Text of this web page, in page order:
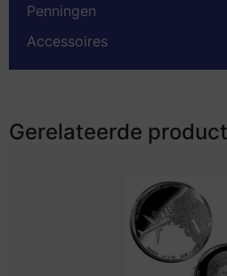
Penningen
Accessoires
Gerelateerde